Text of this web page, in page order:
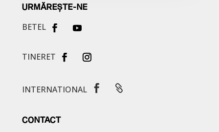
URMĂREȘTE-NE
BETEL
TINERET
INTERNATIONAL  
CONTACT